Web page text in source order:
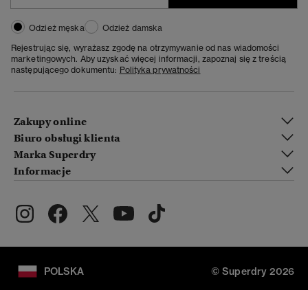
Odzież męska
Odzież damska
Rejestrując się, wyrażasz zgodę na otrzymywanie od nas wiadomości
marketingowych. Aby uzyskać więcej informacji, zapoznaj się z treścią
następującego dokumentu: Polityka prywatności
Zakupy online
Biuro obsługi klienta
Marka Superdry
Informacje
POLSKA © Superdry 2026